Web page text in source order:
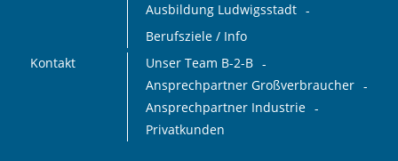
Ausbildung Ludwigsstadt
Berufsziele / Info
Kontakt
Unser Team B-2-B
Ansprechpartner Großverbraucher
Ansprechpartner Industrie
Privatkunden